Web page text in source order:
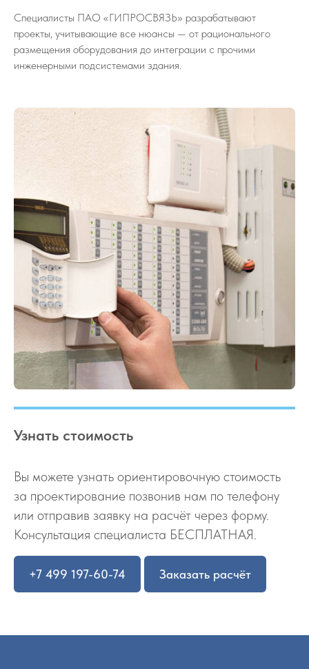
Специалисты ПАО «ГИПРОСВЯЗЬ» разрабатывают
проекты, учитывающие все нюансы — от рационального
размещения оборудования до интеграции с прочими
инженерными подсистемами здания.
Узнать стоимость
Вы можете узнать ориентировочную стоимость
за проектирование позвонив нам по телефону
или отправив заявку на расчёт через форму.
Консультация специалиста БЕСПЛАТНАЯ.
+7 499 197-60-74 Заказать расчёт